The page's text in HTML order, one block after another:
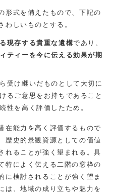
式を備えたもので、下記の
わしいものとする。
現存する貴重な遺構であり、
ティーを今に伝える効果が期
受け継いだものとして大切に
るご意思をお持ちであること
性を高く評価したため。
能力を高く評価するもので
歴史的景観資源としての価値
れることが強く望まれる。具
特によく伝える二階の窓枠の
に検討されることが強く望ま
は、地域の成り立ちや魅力を